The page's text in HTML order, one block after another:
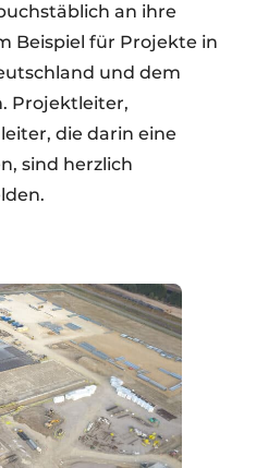
an ihre
Beispiel für Projekte in
und dem
Projektleiter,
die darin eine
sind herzlich